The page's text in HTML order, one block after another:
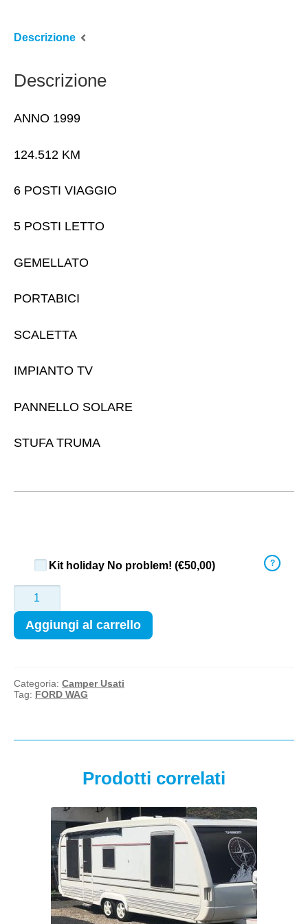
Descrizione
Descrizione
ANNO 1999
124.512 KM
6 POSTI VIAGGIO
5 POSTI LETTO
GEMELLATO
PORTABICI
SCALETTA
IMPIANTO TV
PANNELLO SOLARE
STUFA TRUMA
Kit holiday No problem! (€50,00)
WAG
quantità
Aggiungi al carrello
Categoria: Camper Usati
Tag: FORD WAG
Prodotti correlati